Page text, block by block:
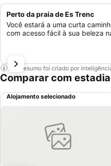
Perto da praia de Es Trenc
Você estará a uma curta
com acesso fácil à sua beleza
Este resumo foi criado por
Comparar com
Alojamento selecionado